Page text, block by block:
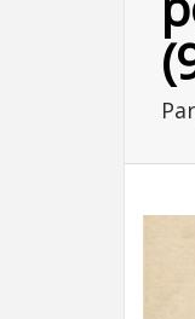
Par